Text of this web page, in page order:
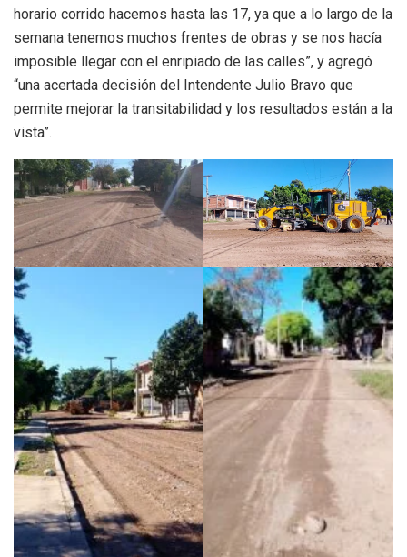
horario corrido hacemos hasta las 17, ya que a lo largo de la
semana tenemos muchos frentes de obras y se nos hacía
imposible llegar con el enripiado de las calles”, y agregó
“una acertada decisión del Intendente Julio Bravo que
permite mejorar la transitabilidad y los resultados están a la
vista”.